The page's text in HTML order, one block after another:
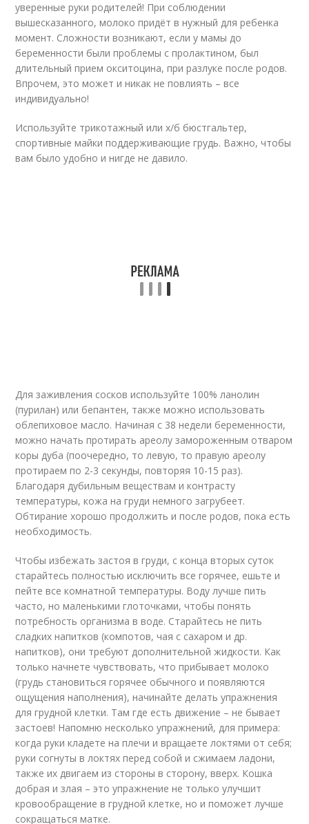
уверенные руки родителей! При соблюдении
вышесказанного, молоко придёт в нужный для ребенка
момент. Сложности возникают, если у мамы до
беременности были проблемы с пролактином, был
длительный прием окситоцина, при разлуке после родов.
Впрочем, это может и никак не повлиять – все
индивидуально!
Используйте трикотажный или х/б бюстгальтер,
спортивные майки поддерживающие грудь. Важно, чтобы
вам было удобно и нигде не давило.
Для заживления сосков используйте 100% ланолин
(пурилан) или бепантен, также можно использовать
облепиховое масло. Начиная с 38 недели беременности,
можно начать протирать ареолу замороженным отваром
коры дуба (поочередно, то левую, то правую ареолу
протираем по 2-3 секунды, повторяя 10-15 раз).
Благодаря дубильным веществам и контрасту
температуры, кожа на груди немного загрубеет.
Обтирание хорошо продолжить и после родов, пока есть
необходимость.
Чтобы избежать застоя в груди, с конца вторых суток
старайтесь полностью исключить все горячее, ешьте и
пейте все комнатной температуры. Воду лучше пить
часто, но маленькими глоточками, чтобы понять
потребность организма в воде. Старайтесь не пить
сладких напитков (компотов, чая с сахаром и др.
напитков), они требуют дополнительной жидкости. Как
только начнете чувствовать, что прибывает молоко
(грудь становиться горячее обычного и появляются
ощущения наполнения), начинайте делать упражнения
для грудной клетки. Там где есть движение – не бывает
застоев! Напомню несколько упражнений, для примера:
когда руки кладете на плечи и вращаете локтями от себя;
руки согнуты в локтях перед собой и сжимаем ладони,
также их двигаем из стороны в сторону, вверх. Кошка
добрая и злая – это упражнение не только улучшит
кровообращение в грудной клетке, но и поможет лучше
сокращаться матке.